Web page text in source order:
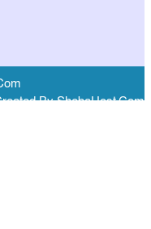
By ShebaHost.Com